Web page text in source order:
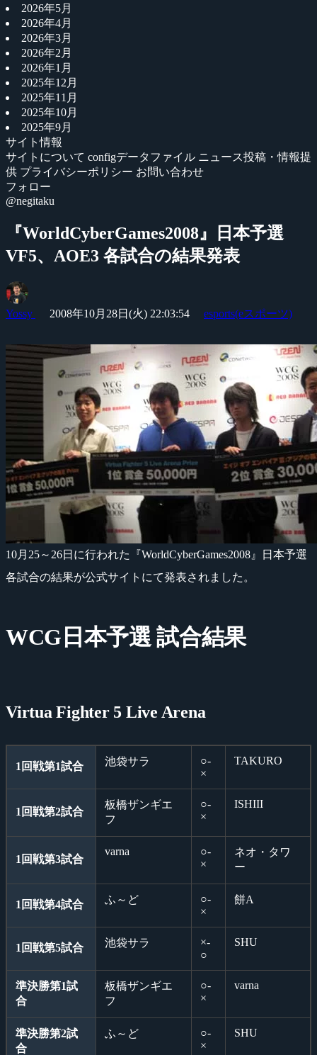
2026年5月
2026年4月
2026年3月
2026年2月
2026年1月
2025年12月
2025年11月
2025年10月
2025年9月
サイト情報
サイトについて configデータファイル ニュース投稿・情報提
供 プライバシーポリシー お問い合わせ
フォロー
@negitaku
『WorldCyberGames2008』日本予選
VF5、AOE3 各試合の結果発表
Yossy 2008年10月28日(火) 22:03:54 esports(eスポーツ)
10月25～26日に行われた『WorldCyberGames2008』日本予選
各試合の結果が公式サイトにて発表されました。
WCG日本予選 試合結果
Virtua Fighter 5 Live Arena
1回戦第1試合 池袋サラ
○-
×
TAKURO
1回戦第2試合
板橋ザンギエ
フ
○-
×
ISHIII
1回戦第3試合
varna
○-
×
ネオ・タワ
ー
1回戦第4試合 ふ～ど
○-
×
餅A
1回戦第5試合 池袋サラ
×-
○
SHU
準決勝第1試
合
板橋ザンギエ
フ
○-
×
varna
準決勝第2試
合
ふ～ど
○-
×
SHU